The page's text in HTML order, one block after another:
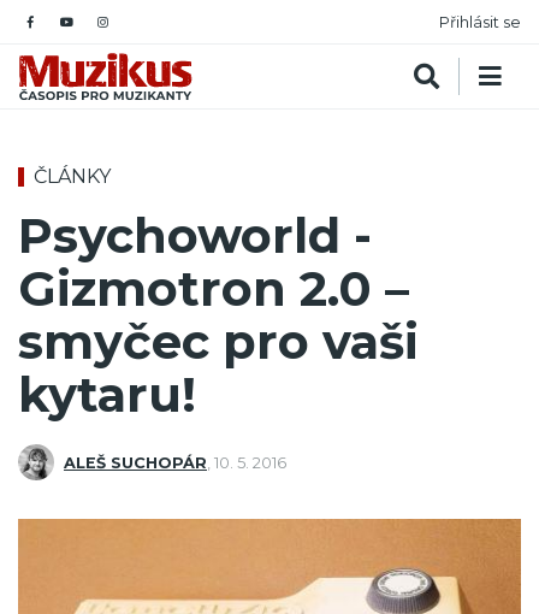
Přihlásit se
ČLÁNKY
Psychoworld -
Gizmotron 2.0 –
smyčec pro vaši
kytaru!
ALEŠ SUCHOPÁR 10. 5. 2016